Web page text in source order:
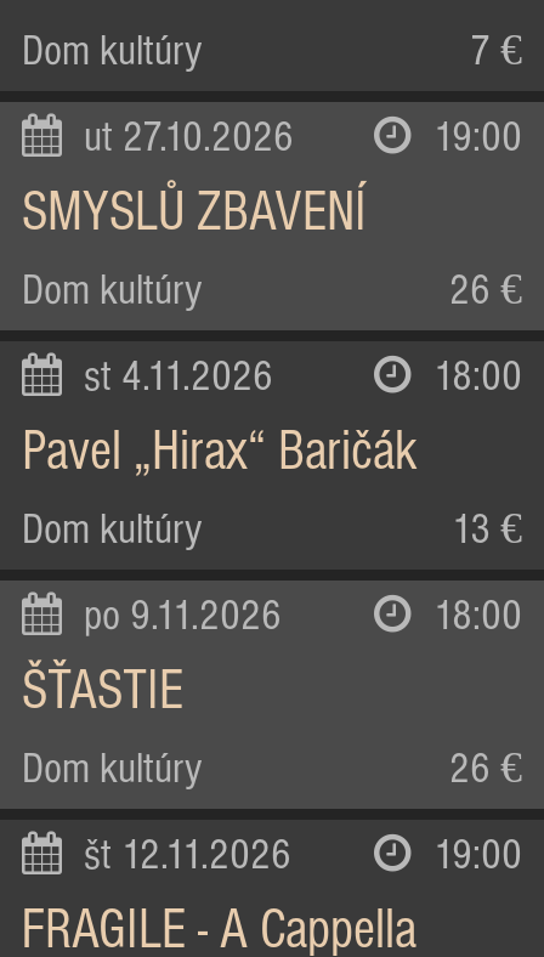
Dom kultúry 7 €
ut 27.10.2026 19:00
SMYSLŮ ZBAVENÍ
Dom kultúry 26 €
st 4.11.2026 18:00
Pavel „Hirax“ Baričák
Dom kultúry 13 €
po 9.11.2026 18:00
ŠŤASTIE
Dom kultúry 26 €
št 12.11.2026 19:00
FRAGILE - A Cappella